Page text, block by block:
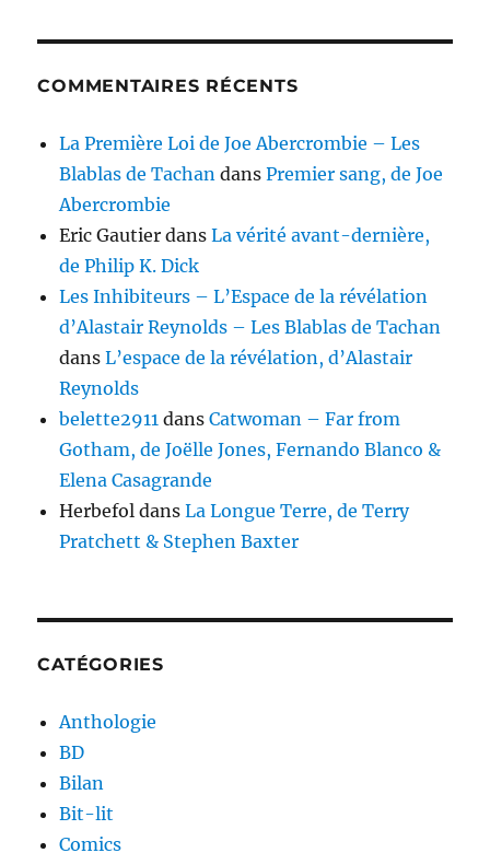
COMMENTAIRES RÉCENTS
La Première Loi de Joe Abercrombie – Les
Blablas de Tachan dansPremier sang, de Joe
Abercrombie
Eric Gautier dansLa vérité avant-dernière,
de Philip K. Dick
Les Inhibiteurs – L’Espace de la révélation
d’Alastair Reynolds – Les Blablas de Tachan
dansL’espace de la révélation, d’Alastair
Reynolds
belette2911 dansCatwoman – Far from
Gotham, de Joëlle Jones, Fernando Blanco &
Elena Casagrande
Herbefol dansLa Longue Terre, de Terry
Pratchett & Stephen Baxter
CATÉGORIES
Anthologie
BD
Bilan
Bit-lit
Comics